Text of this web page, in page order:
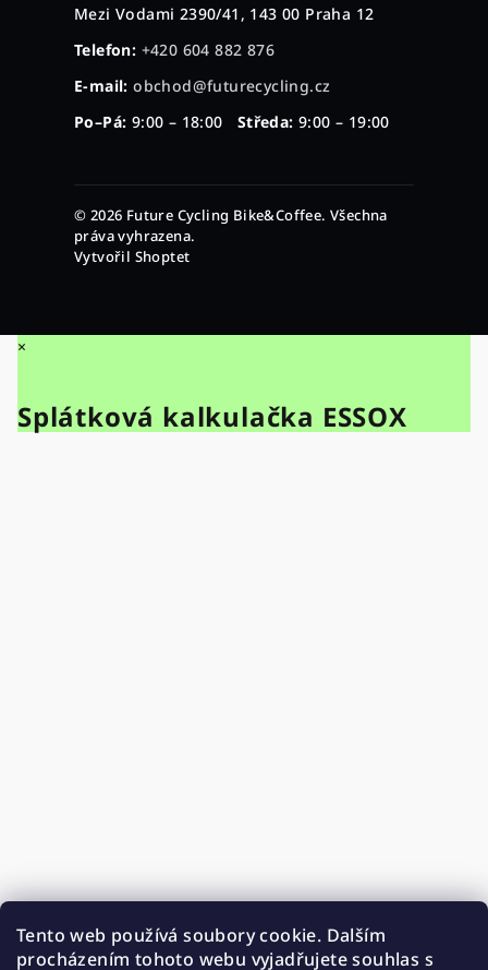
Tento web používá soubory cookie. Dalším
procházením tohoto webu vyjadřujete souhlas s
Mezi Vodami 2390/41, 143 00 Praha 12
Telefon: +420 604 882 876
E-mail: obchod@futurecycling.cz
Po–Pá: 9:00 – 18:00 Středa: 9:00 – 19:00
© 2026 Future Cycling Bike&Coffee. Všechna
práva vyhrazena.
Vytvořil Shoptet
×
Splátková kalkulačka ESSOX